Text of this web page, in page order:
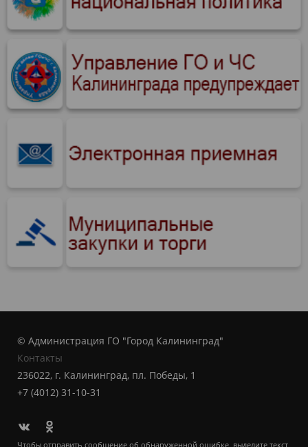
© Администрация ГО "Город Калининград"
Контакты
236022, г. Калининград, пл. Победы, 1
+7 (4012) 31-10-31
Чтобы отправить сообщение об обнаруженной ошибке, выделите текст